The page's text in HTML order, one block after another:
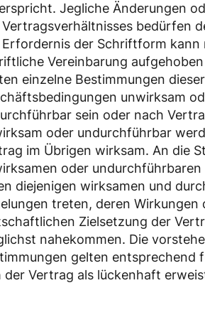
Jegliche Änderungen
Vertragsverhältnisses bedürfen
Erfordernis der Schriftform kann
Vereinbarung
einzelne Bestimmungen dieser
unwirksam
sein oder nach
oder undurchführbar
im Übrigen wirksam. An die
oder undurchführbaren
diejenigen wirksamen und
treten, deren Wirkungen
Zielsetzung der
nahekommen. Die
gelten entsprechend
der Vertrag als lückenhaft